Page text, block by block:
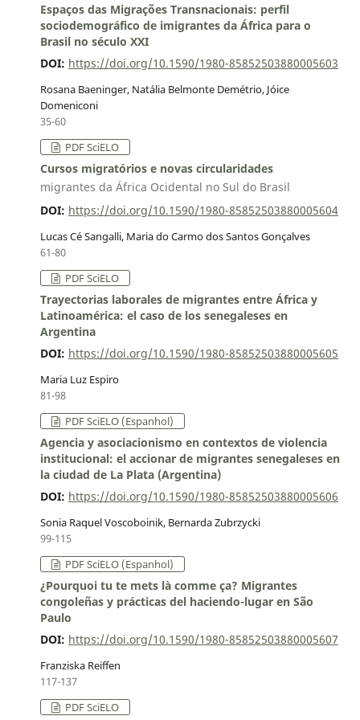
Espaços das Migrações Transnacionais: perfil
sociodemográfico de imigrantes da África para o
Brasil no século XXI
DOI: https://doi.org/10.1590/1980-85852503880005603
Rosana Baeninger, Natália Belmonte Demétrio, Jóice
Domeniconi
35-60
PDF SciELO
Cursos migratórios e novas circularidades
migrantes da África Ocidental no Sul do Brasil
DOI: https://doi.org/10.1590/1980-85852503880005604
Lucas Cé Sangalli, Maria do Carmo dos Santos Gonçalves
61-80
PDF SciELO
Trayectorias laborales de migrantes entre África y
Latinoamérica: el caso de los senegaleses en
Argentina
DOI: https://doi.org/10.1590/1980-85852503880005605
Maria Luz Espiro
81-98
PDF SciELO (Espanhol)
Agencia y asociacionismo en contextos de violencia
institucional: el accionar de migrantes senegaleses en
la ciudad de La Plata (Argentina)
DOI: https://doi.org/10.1590/1980-85852503880005606
Sonia Raquel Voscoboinik, Bernarda Zubrzycki
99-115
PDF SciELO (Espanhol)
¿Pourquoi tu te mets là comme ça? Migrantes
congoleñas y prácticas del haciendo-lugar en São
Paulo
DOI: https://doi.org/10.1590/1980-85852503880005607
Franziska Reiffen
117-137
PDF SciELO